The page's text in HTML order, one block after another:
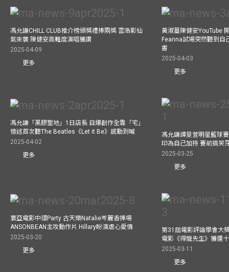
馮允謙CHILL CLUB推介榜頒獎禮捧兩獎 雲浩影仙
氣來襲 陳健安高難度演唱獲讚
2025-04-09
更多
黃淑蔓陳健安YouTube
Feanna試場突然聽到自
書
2025-04-03
更多
馮允謙「黑膠聖地」1日店長 自爆創作全靠「宅」
憶述首次聽The Beatles《Let it Be》感動到喊
2025-04-02
更多
馮允謙譚旻萱明星籃球
印為自己加持 賽前搞笑
2025-03-25
更多
寰亞電影中環Party 古天樂Natalie岑麗香捧場
ANSONBEAN主攻動作片 Hillary盼演虐心愛情
2025-03-20
更多
第31屆電影評論學會大
電影《得寵先生》獲選
2025-03-11
更多